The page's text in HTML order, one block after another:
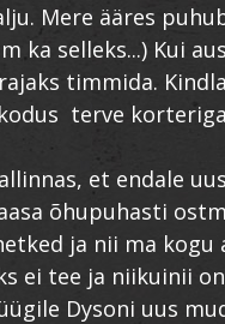
Mere ääres
ka selleks...) Kui
timmida.
terve
et endale
õhupuhasti
ja nii ma kogu
ei tee ja niikuinii
Dysoni uus